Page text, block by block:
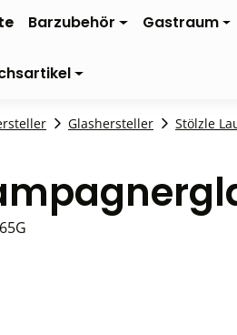
Barzubehör Gastraum
Glashersteller Stölzle